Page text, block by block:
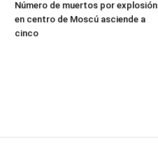
Número de muertos por explosión
en centro de Moscú asciende a
cinco